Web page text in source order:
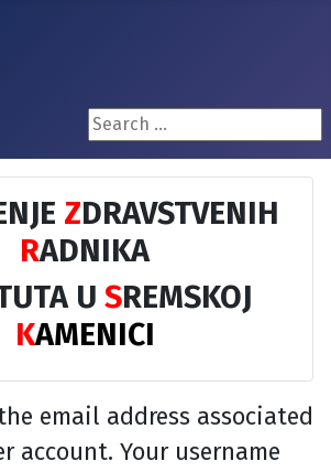
Pretraži...
ZDRAVSTVENIH
RADNIKA
U SREMSKOJ
KAMENICI
email address associated
account. Your username